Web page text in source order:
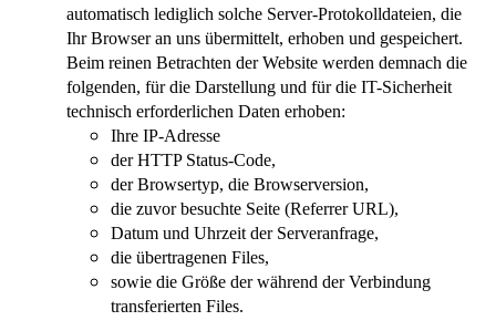
automatisch lediglich solche Server-Protokolldateien, die
Ihr Browser an uns übermittelt, erhoben und gespeichert.
Beim reinen Betrachten der Website werden demnach die
folgenden, für die Darstellung und für die IT-Sicherheit
technisch erforderlichen Daten erhoben:
Ihre IP-Adresse
der HTTP Status-Code,
der Browsertyp, die Browserversion,
die zuvor besuchte Seite (Referrer URL),
Datum und Uhrzeit der Serveranfrage,
die übertragenen Files,
sowie die Größe der während der Verbindung
transferierten Files.